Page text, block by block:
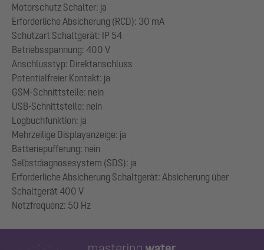
Motorschutz Schalter: ja
Erforderliche Absicherung (RCD): 30 mA
Schutzart Schaltgerät: IP 54
Betriebsspannung: 400 V
Anschlusstyp: Direktanschluss
Potentialfreier Kontakt: ja
GSM-Schnittstelle: nein
USB-Schnittstelle: nein
Logbuchfunktion: ja
Mehrzeilige Displayanzeige: ja
Batteriepufferung: nein
Selbstdiagnosesystem (SDS): ja
Erforderliche Absicherung Schaltgerät: Absicherung über
Schaltgerät 400 V